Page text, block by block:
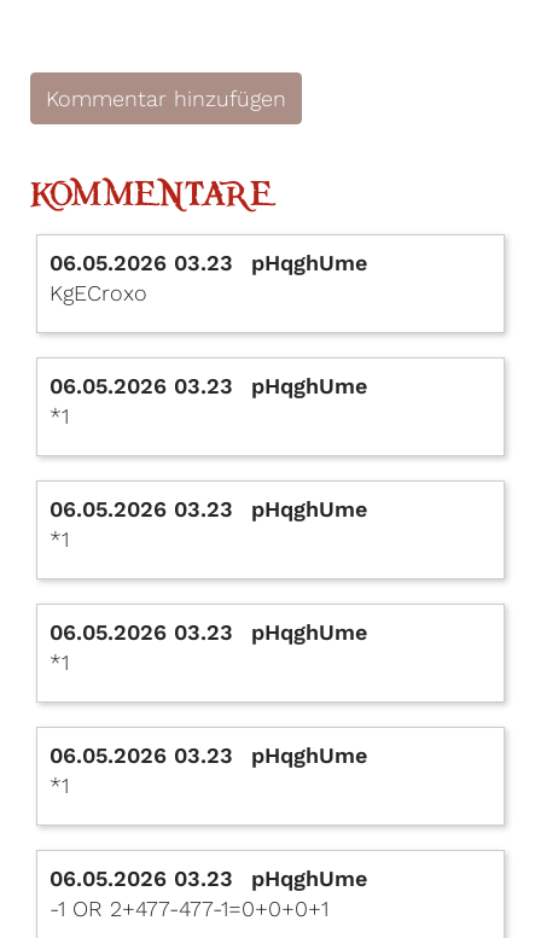
Kommentar hinzufügen
KOMMENTARE
06.05.2026 03.23
pHqghUme
KgECroxo
06.05.2026 03.23
pHqghUme
*1
06.05.2026 03.23
pHqghUme
*1
06.05.2026 03.23
pHqghUme
*1
06.05.2026 03.23
pHqghUme
*1
06.05.2026 03.23
pHqghUme
-1 OR 2+477-477-1=0+0+0+1